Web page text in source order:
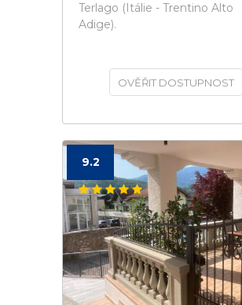
Terlago (Itálie - Trentino Alto
Adige).
OVĚŘIT DOSTUPNOST
9.2